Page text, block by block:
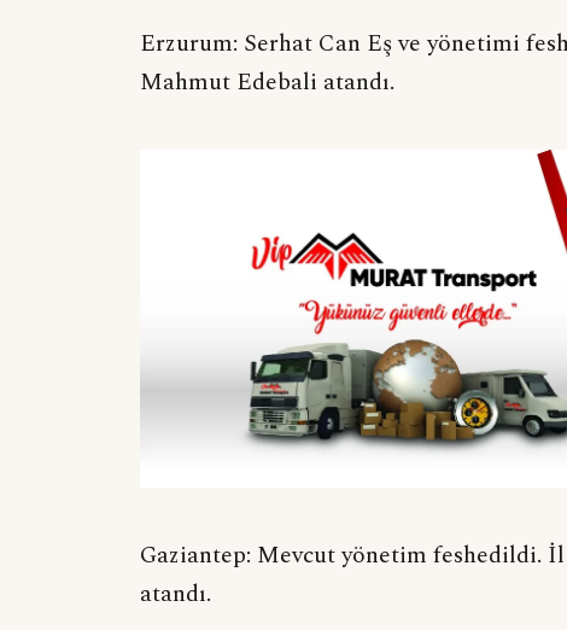
Erzurum: Serhat Can Eş ve yönetimi
Mahmut Edebali atandı.
Gaziantep: Mevcut yönetim feshedildi.
atandı.